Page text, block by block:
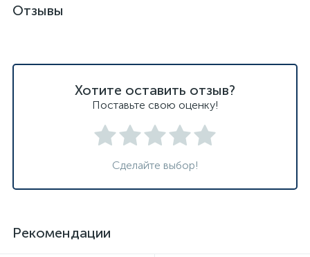
Отзывы
Хотите оставить отзыв?
Поставьте свою оценку!
Сделайте выбор!
Рекомендации